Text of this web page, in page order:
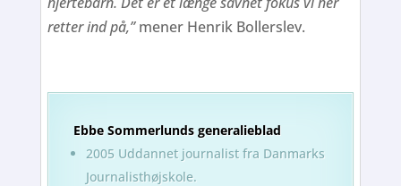
retter ind på,”mener Henrik Bollerslev.
Ebbe Sommerlunds generalieblad
2005 Uddannet journalist fra Danmarks
Journalisthøjskole.